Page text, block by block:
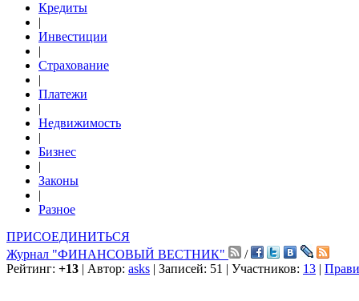
Кредиты
|
Инвестиции
|
Страхование
|
Платежи
|
Недвижимость
|
Бизнес
|
Законы
|
Разное
ПРИСОЕДИНИТЬСЯ
Журнал "ФИНАНСОВЫЙ ВЕСТНИК"
/
Рейтинг: +13 | Автор: asks | Записей: 51 | Участников: 13 |